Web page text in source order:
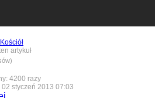
Kościół
artykuł
4200 razy
02 styczeń 2013 07:03